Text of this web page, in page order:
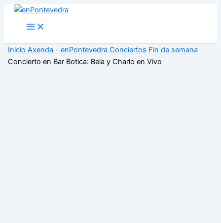
Main
Menu
Inicio Axenda - enPontevedra Conciertos Fin de semana
Concierto en Bar Botica: Bela y Charlo en Vivo